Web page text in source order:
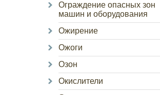
Ограждение опасных зон
машин и оборудования
Ожирение
Ожоги
Озон
Окислители